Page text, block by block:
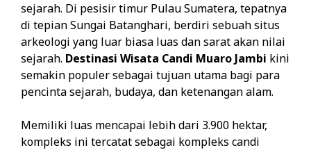
sejarah. Di pesisir timur Pulau Sumatera, tepatnya
di tepian Sungai Batanghari, berdiri sebuah situs
arkeologi yang luar biasa luas dan sarat akan nilai
sejarah. Destinasi Wisata Candi Muaro Jambi kini
semakin populer sebagai tujuan utama bagi para
pencinta sejarah, budaya, dan ketenangan alam.
Memiliki luas mencapai lebih dari 3.900 hektar,
kompleks ini tercatat sebagai kompleks candi